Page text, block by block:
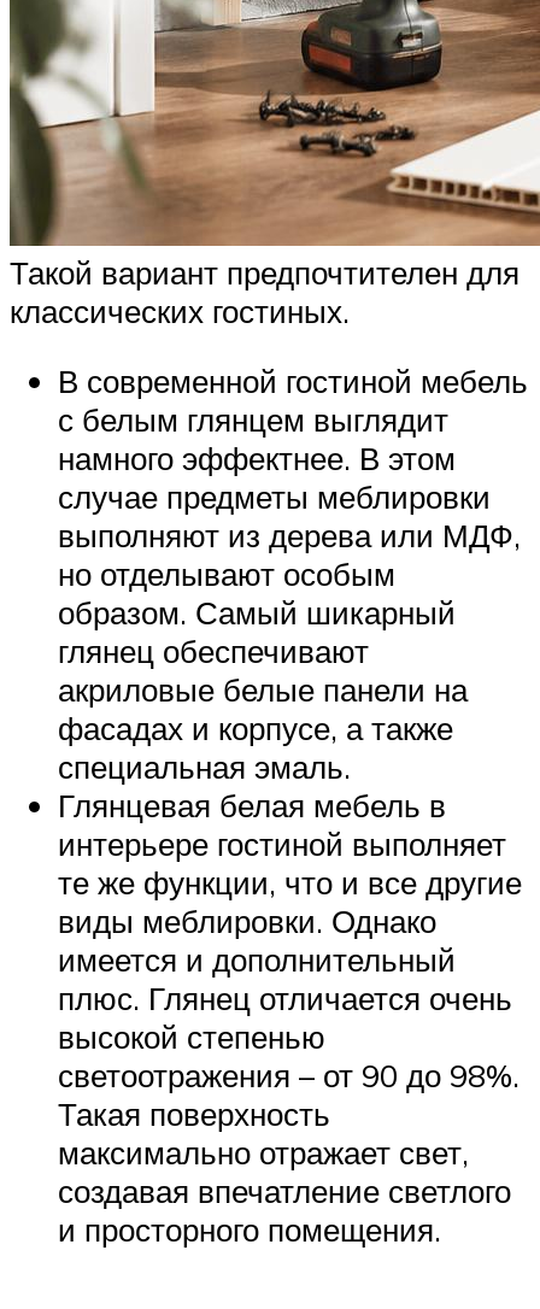
Такой вариант предпочтителен для
классических гостиных.
В современной гостиной мебель
с белым глянцем выглядит
намного эффектнее. В этом
случае предметы меблировки
выполняют из дерева или МДФ,
но отделывают особым
образом. Самый шикарный
глянец обеспечивают
акриловые белые панели на
фасадах и корпусе, а также
специальная эмаль.
Глянцевая белая мебель в
интерьере гостиной выполняет
те же функции, что и все другие
виды меблировки. Однако
имеется и дополнительный
плюс. Глянец отличается очень
высокой степенью
светоотражения – от 90 до 98%.
Такая поверхность
максимально отражает свет,
создавая впечатление светлого
и просторного помещения.